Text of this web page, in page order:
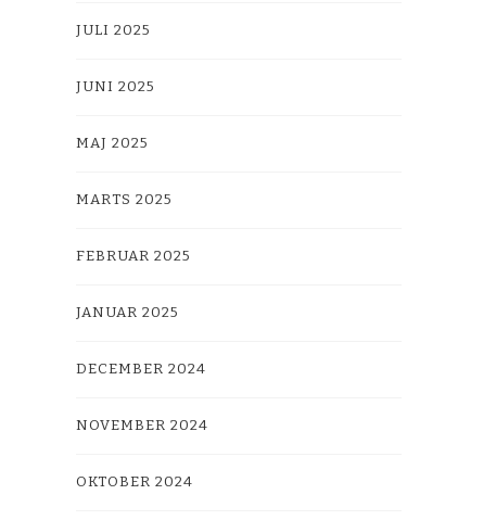
JULI 2025
JUNI 2025
MAJ 2025
MARTS 2025
FEBRUAR 2025
JANUAR 2025
DECEMBER 2024
NOVEMBER 2024
OKTOBER 2024